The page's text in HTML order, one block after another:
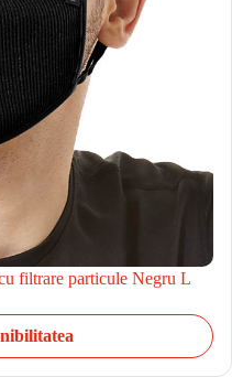
filtrare particule Negru L